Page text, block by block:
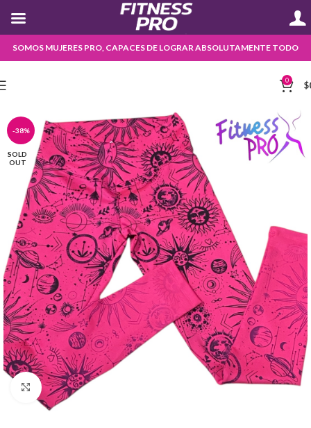
SOMOS MUJERES PRO, CAPACES DE LOGRAR ABSOLUTAMENTE TODO
0 $
-38%
SOLD
OUT
Click to enlarge